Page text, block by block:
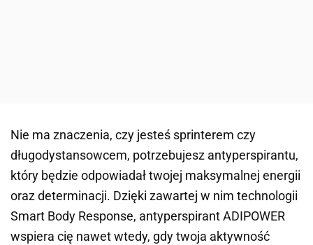
Nie ma znaczenia, czy jesteś sprinterem czy
długodystansowcem, potrzebujesz antyperspirantu,
który będzie odpowiadał twojej maksymalnej energii
oraz determinacji. Dzięki zawartej w nim technologii
Smart Body Response, antyperspirant ADIPOWER
wspiera cię nawet wtedy, gdy twoja aktywność